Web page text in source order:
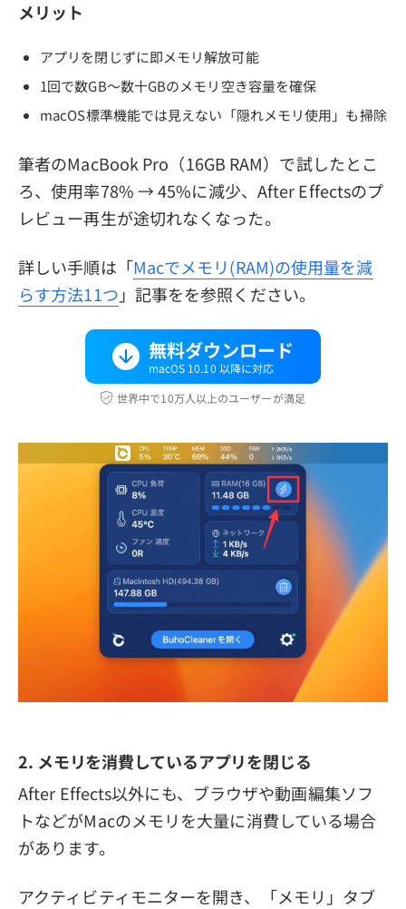
メリット
アプリを閉じずに即メモリ解放可能
1回で数GB〜数十GBのメモリ空き容量を確保
macOS標準機能では見えない「隠れメモリ使用」も掃除
筆者のMacBook Pro（16GB RAM）で試したとこ
ろ、使用率78% → 45%に減少、After Effectsのプ
レビュー再生が途切れなくなった。
詳しい手順は「Macでメモリ(RAM)の使用量を減
らす方法11つ 」記事をを参照ください。
無料ダウンロード
macOS 10.10 以降に対応
世界中で10万人以上のユーザーが満足
2. メモリを消費しているアプリを閉じる
After Effects以外にも、ブラウザや動画編集ソフ
トなどがMacのメモリを大量に消費している場合
があります。
アクティビティモニターを開き、「メモリ」タブ